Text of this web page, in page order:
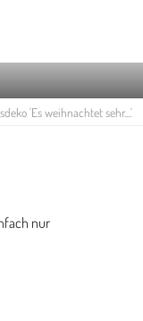
'Es weihnachtet sehr....'
nur